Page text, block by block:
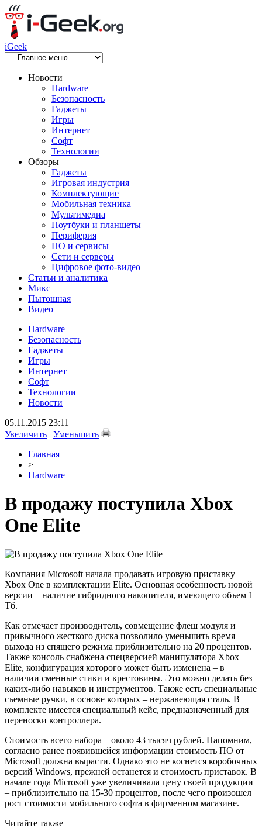
iGeek
Новости
Hardware
Безопасность
Гаджеты
Игры
Интернет
Софт
Технологии
Обзоры
Гаджеты
Игровая индустрия
Комплектующие
Мобильная техника
Мультимедиа
Ноутбуки и планшеты
Периферия
ПО и сервисы
Сети и серверы
Цифровое фото-видео
Статьи и аналитика
Микс
Пытошная
Видео
Hardware
Безопасность
Гаджеты
Игры
Интернет
Софт
Технологии
Новости
05.11.2015 23:11
Увеличить | Уменьшить
Главная
>
Hardware
В продажу поступила Xbox
One Elite
Компания Microsoft начала продавать игровую приставку
Xbox One в комплектации Elite. Основная особенность новой
версии – наличие гибридного накопителя, имеющего объем 1
Тб.
Как отмечает производитель, совмещение флеш модуля и
привычного жесткого диска позволило уменьшить время
выхода из спящего режима приблизительно на 20 процентов.
Также консоль снабжена спецверсией манипулятора Xbox
Elite, конфигурация которого может быть изменена – в
наличии сменные стики и крестовины. Это можно делать без
каких-либо навыков и инструментов. Также есть специальные
съемные ручки, в основе которых – нержавеющая сталь. В
комплекте имеется специальный кейс, предназначенный для
переноски контроллера.
Стоимость всего набора – около 43 тысяч рублей. Напомним,
согласно ранее появившейся информации стоимость ПО от
Microsoft должна вырасти. Однако это не коснется коробочных
версий Windows, прежней останется и стоимость приставок. В
начале года Microsoft уже увеличивала цену своей продукции
– приблизительно на 15-30 процентов, после чего произошел
рост стоимости мобильного софта в фирменном магазине.
Читайте также